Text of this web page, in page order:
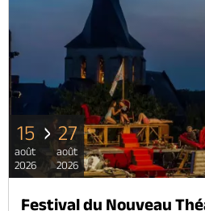
15
août
2026
27
août
2026
Festival du Nouveau